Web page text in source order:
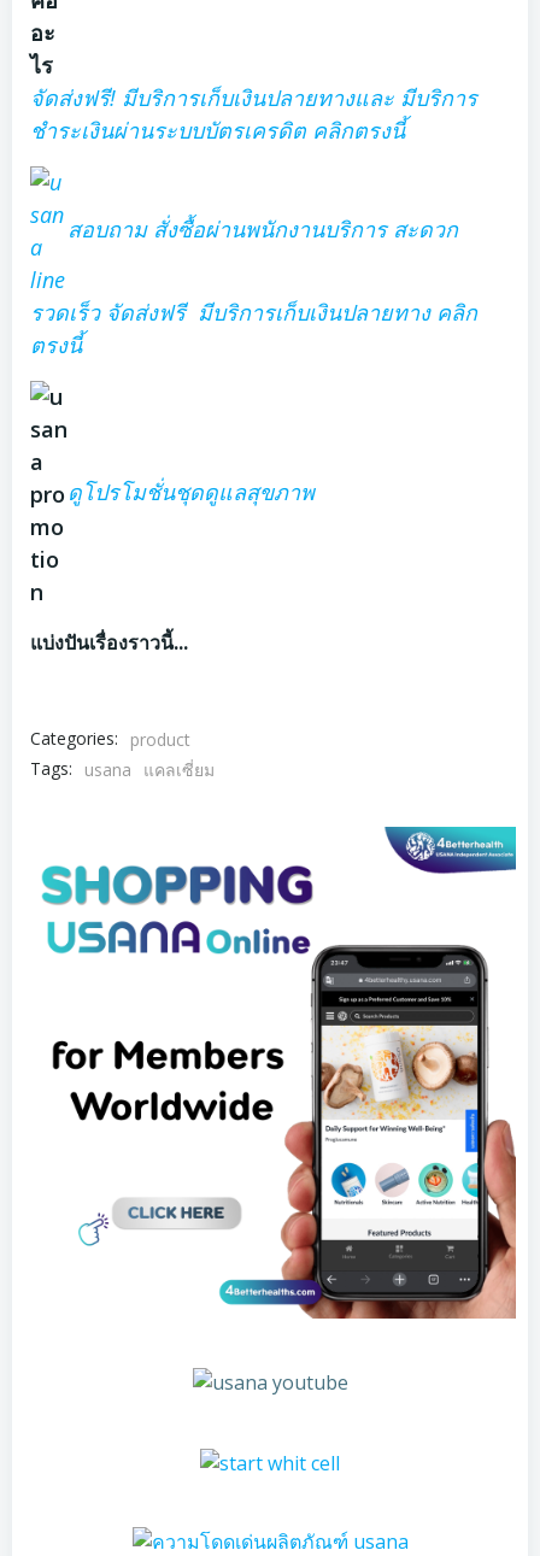
จัดส่งฟรี! มีบริการเก็บเงินปลายทางและ มีบริการ
ชำระเงินผ่านระบบบัตรเครดิต คลิกตรงนี้
สอบถาม สั่งซื้อผ่านพนักงานบริการ สะดวก
รวดเร็ว จัดส่งฟรี มีบริการเก็บเงินปลายทาง คลิก
ตรงนี้
ดูโปรโมชั่นชุดดูแลสุขภาพ
แบ่งปันเรื่องราวนี้...
Categories:
product
Tags:
usana แคลเซี่ยม